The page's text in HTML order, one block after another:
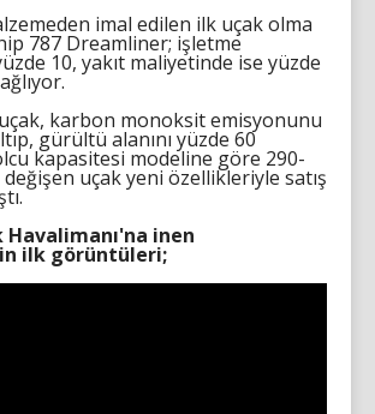
imal edilen ilk uçak olma
787 Dreamliner; işletme
10, yakıt maliyetinde ise yüzde
karbon monoksit emisyonunu
gürültü alanını yüzde 60
kapasitesi modeline göre 290-
değişen uçak yeni özellikleriyle satış
inen
ilk görüntüleri;